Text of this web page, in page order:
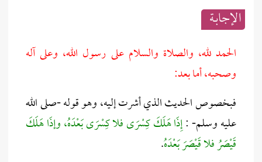
الإجابــة
الحمد لله، والصلاة والسلام على رسول الله، وعلى آله
وصحبه، أما بعد:
فبخصوص الحديث الذي أشرت إليه، وهو قوله -صلى الله
عليه وسلم- :إِذَا هَلَكَ كِسْرَى فلا كِسْرَى بَعْدَهُ، وإذَا هَلَكَ
قَيْصَرُ فلا قَيْصَرَ بَعْدَهُ.